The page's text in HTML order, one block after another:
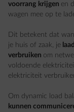
voorrang krijgen en
wagen mee op te
Dit betekent dat
je huis of zaak, je
verbruiken om
voldoende
elektriciteit
Om dynamic load
kunnen